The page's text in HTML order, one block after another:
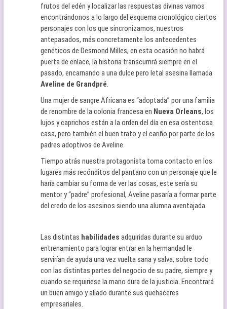
frutos del edén y localizar las respuestas divinas vamos
encontrándonos a lo largo del esquema cronológico ciertos
personajes con los que sincronizamos, nuestros
antepasados, más concretamente los antecedentes
genéticos de Desmond Milles, en esta ocasión no habrá
puerta de enlace, la historia transcurrirá siempre en el
pasado, encarnando a una dulce pero letal asesina llamada
Aveline de Grandpré
Una mujer de sangre Africana es “adoptada” por una familia
de renombre de la colonia francesa en Nueva Orleans, los
lujos y caprichos están a la orden del día en esa ostentosa
casa, pero también el buen trato y el cariño por parte de los
padres adoptivos de Aveline.
Tiempo atrás nuestra protagonista toma contacto en los
lugares más recónditos del pantano con un personaje que le
haría cambiar su forma de ver las cosas, este sería su
mentor y “padre” profesional, Aveline pasaría a formar parte
del credo de los asesinos siendo una alumna aventajada.
Las distintas habilidades adquiridas durante su arduo
entrenamiento para lograr entrar en la hermandad le
servirían de ayuda una vez vuelta sana y salva, sobre todo
con las distintas partes del negocio de su padre, siempre y
cuando se requiriese la mano dura de la justicia. Encontrará
un buen amigo y aliado durante sus quehaceres
empresariales.